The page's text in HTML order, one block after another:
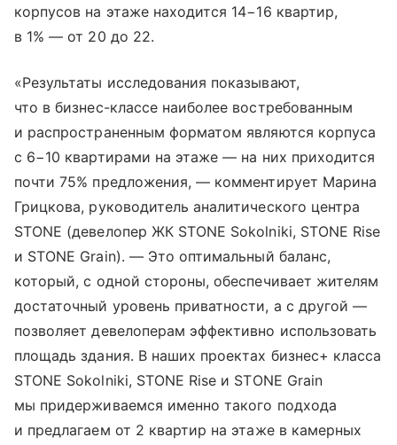
корпусов на этаже находится 14−16 квартир,
в 1% — от 20 до 22.
«Результаты исследования показывают,
что в бизнес-классе наиболее востребованным
и распространенным форматом являются корпуса
с 6−10 квартирами на этаже — на них приходится
почти 75% предложения, — комментирует Марина
Грицкова, руководитель аналитического центра
STONE (девелопер ЖК STONE Sokolniki, STONE Rise
и STONE Grain). — Это оптимальный баланс,
который, с одной стороны, обеспечивает жителям
достаточный уровень приватности, а с другой —
позволяет девелоперам эффективно использовать
площадь здания. В наших проектах бизнес+ класса
STONE Sokolniki, STONE Rise и STONE Grain
мы придерживаемся именно такого подхода
и предлагаем от 2 квартир на этаже в камерных